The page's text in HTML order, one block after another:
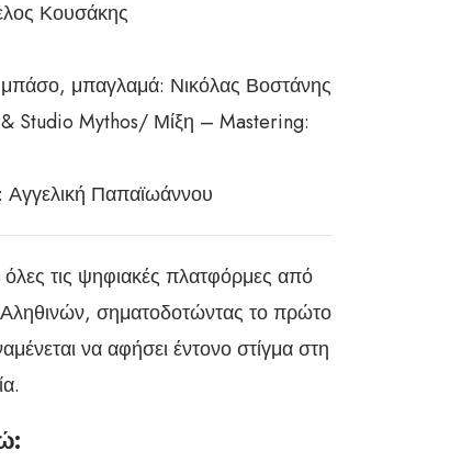
Κουσάκης
μπαγλαμά: Νικόλας Βοστάνης
Studio Mythos/ Μίξη – Mastering:
Παπαϊωάννου
τις ψηφιακές πλατφόρμες από
σηματοδοτώντας το πρώτο
να αφήσει έντονο στίγμα στη